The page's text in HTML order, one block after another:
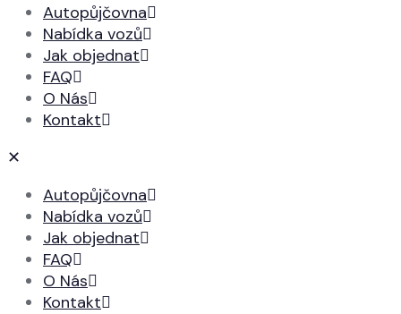
Autopůjčovna
Nabídka vozů
Jak objednat
FAQ
O Nás
Kontakt
✕
Autopůjčovna
Nabídka vozů
Jak objednat
FAQ
O Nás
Kontakt